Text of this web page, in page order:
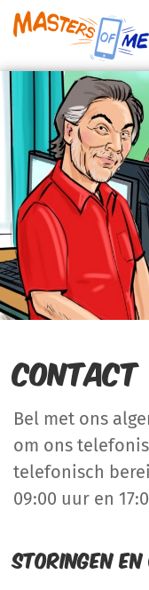
Terug naar
Contact
Bel met ons
om ons
telefonisch
09:00 uur en
Storingen